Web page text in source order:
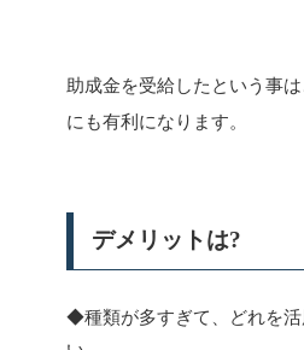
助成金を受給したという事
にも有利になります。
デメリットは?
◆種類が多すぎて、どれを